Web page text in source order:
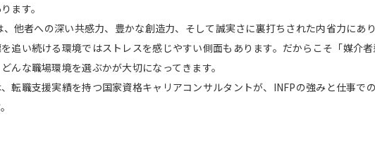
ます。
、他者への深い共感力、豊かな創造力、そして誠実さに裏打ちされた内省力にあ
追い続ける環境ではストレスを感じやすい側面もあります。だからこそ「媒介
んな職場環境を選ぶかが大切になってきます。
転職支援実績を持つ国家資格キャリアコンサルタントが、INFPの強みと仕事で